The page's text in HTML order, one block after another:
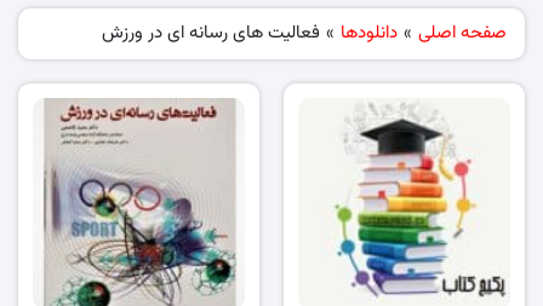
صفحه اصلی » دانلودها » فعالیت های رسانه ای در ورزش